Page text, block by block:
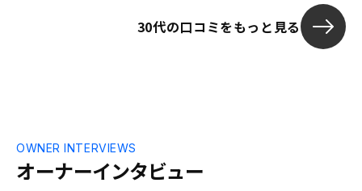
瞬間が少し煩
30代の口コミをもっと見る
オーナーインタビュー
OWNER INTERVIEWS